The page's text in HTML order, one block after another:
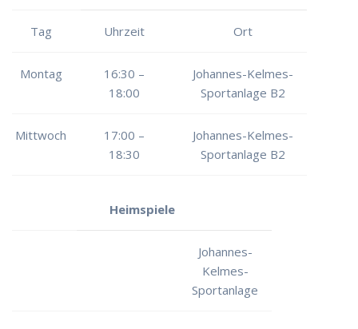
Tag Uhrzeit Ort
Montag
16:30 –
18:00
Johannes-Kelmes-
Sportanlage B2
Mittwoch
17:00 –
18:30
Johannes-Kelmes-
Sportanlage B2
Heimspiele
Johannes-
Kelmes-
Sportanlage